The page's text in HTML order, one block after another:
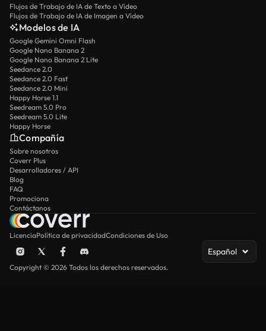
Flujos de Trabajo de IA de Texto a Vídeo
Flujos de Trabajo de IA de Imagen a Vídeo
Modelos de IA
Google Gemini Omni Flash
Google Nano Banana 2
Google Nano Banana 2 Lite
Seedance 2.0
Seedance 2.0 Fast
Seedance 2.0 Mini
Happy Horse 1.1
Seedream 5.0 Pro
Seedream 5.0 Lite
Happy Horse
Compañía
Sobre nosotros
Coverr Plus
Desarrolladores / API
Blog
FAQ
Promociona
Contáctanos
LicenciaPolítica de privacidadCondiciones de Uso
Español
Copyright © 2026 Todos los derechos reservados.